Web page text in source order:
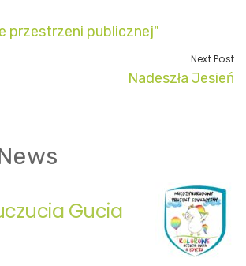
przestrzeni publicznej"
Next Post
Nadeszła Jesień
Gucia